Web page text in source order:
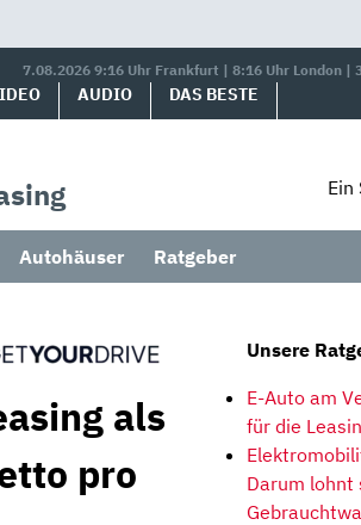
7.08.2026 9:16 Uhr Frankfurt | 8:16 Uhr London |
AUDIO DAS BESTE
Ein
Autohäuser Ratgeber
als
pro
Unsere
E-Auto am
für die
Darum lohnt